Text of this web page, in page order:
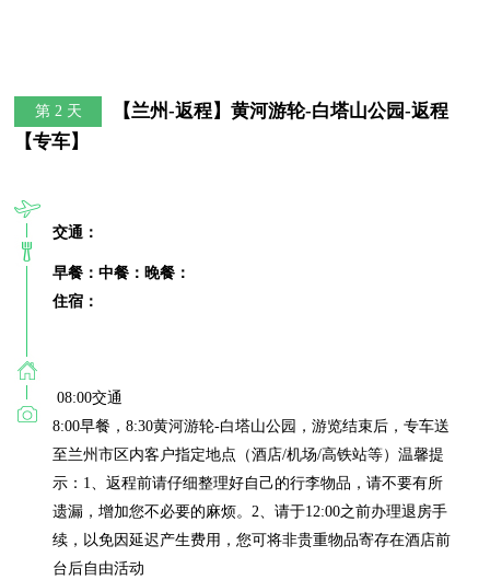
第 2 天
【兰州-返程】黄河游轮-白塔山公园-返程
【专车】
交通：
早餐：中餐：晚餐：
住宿：
08:00交通
8:00早餐，8:30黄河游轮-白塔山公园，游览结束后，专车送
至兰州市区内客户指定地点（酒店/机场/高铁站等）温馨提
示：1、返程前请仔细整理好自己的行李物品，请不要有所
遗漏，增加您不必要的麻烦。2、请于12:00之前办理退房手
续，以免因延迟产生费用，您可将非贵重物品寄存在酒店前
台后自由活动